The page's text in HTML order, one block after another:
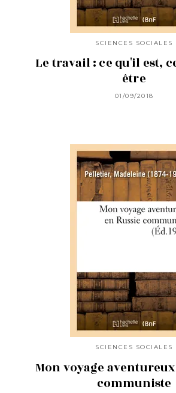
SCIENCES SOCIALES
Le travail : ce qu'il est,
être
01/09/2018
SCIENCES SOCIALES
Mon voyage
communiste